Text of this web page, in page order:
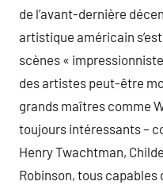
de l’avant-dernière
artistique américain
scènes «
des artistes peut-être
grands maîtres comme
toujours intéressants –
Henry Twachtman,
Robinson, tous capables